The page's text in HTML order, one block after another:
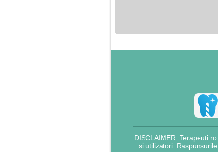
pentru bani.
DISCLAIMER:
si utilizatori.